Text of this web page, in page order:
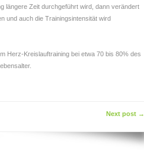
längere Zeit durchgeführt wird, dann verändert
und auch die Trainingsintensität wird
Herz-Kreislauftraining bei etwa 70 bis 80% des
Next post →